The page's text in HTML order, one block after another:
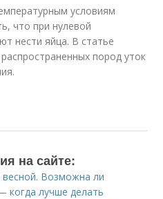
условиям
что при нулевой
нести яйца. В статье
пород уток
на сайте:
Возможна ли
когда лучше делать